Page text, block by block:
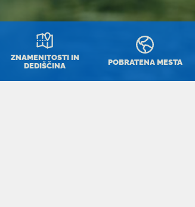
ZNAMENITOSTI IN
DEDIŠČINA
POBRATENA MESTA